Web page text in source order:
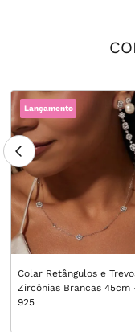
Lançamento
Colar Retângulos e
Zircônias Brancas 45cm
925